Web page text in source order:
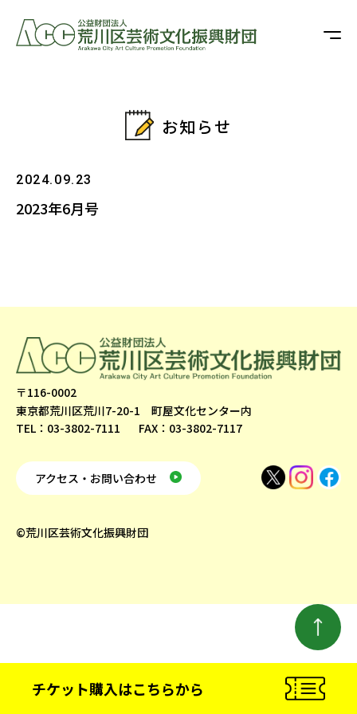
チケット購入はこちらから
お知らせ
2024.09.23
2023年6月号
〒116-0002
東京都荒川区荒川7-20-1 町屋文化センター内
TEL：03-3802-7111
FAX：03-3802-7117
アクセス・お問い合わせ
©荒川区芸術文化振興財団